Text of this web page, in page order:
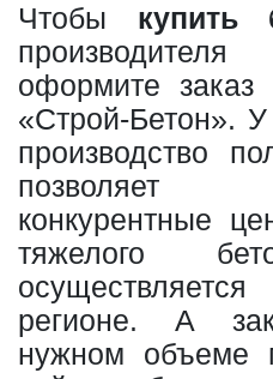
Чтобы купить
оформите заказ
«Строй-Бетон».
производство
позволяет
конкурентные
тяжелого
регионе. А
нужном объеме